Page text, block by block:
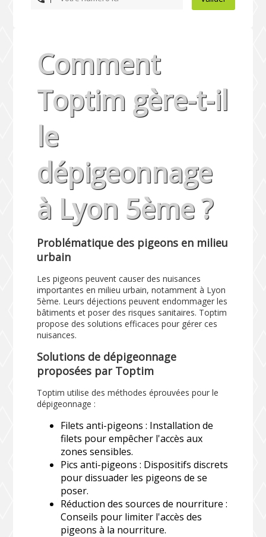
Comment
Toptim gère-t-il
le
dépigeonnage
à Lyon 5ème ?
Problématique des pigeons en milieu
urbain
Les pigeons peuvent causer des nuisances
importantes en milieu urbain, notamment à Lyon
5ème. Leurs déjections peuvent endommager les
bâtiments et poser des risques sanitaires. Toptim
propose des solutions efficaces pour gérer ces
nuisances.
Solutions de dépigeonnage
proposées par Toptim
Toptim utilise des méthodes éprouvées pour le
dépigeonnage :
Filets anti-pigeons : Installation de
filets pour empêcher l'accès aux
zones sensibles.
Pics anti-pigeons : Dispositifs discrets
pour dissuader les pigeons de se
poser.
Réduction des sources de nourriture :
Conseils pour limiter l'accès des
pigeons à la nourriture.